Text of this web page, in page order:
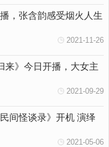
，张含韵感受烟火人生
2021-11-26
来》今日开播，大女主
2021-09-29
间怪谈录》开机 演绎
2021-05-06